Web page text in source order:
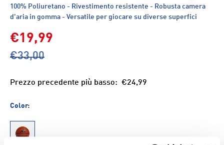
100% Poliuretano - Rivestimento resistente - Robusta camera
d'aria in gomma - Versatile per giocare su diverse superfici
€19,99
€33,00
Prezzo precedente più basso: €24,99
Color:
UNI